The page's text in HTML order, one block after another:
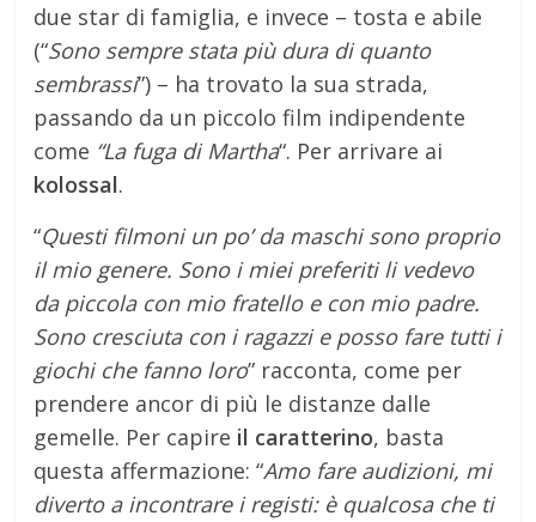
due star di famiglia, e invece – tosta e abile
(“Sono sempre stata più dura di quanto
sembrassi”) – ha trovato la sua strada,
passando da un piccolo film indipendente
come “La fuga di Martha“. Per arrivare ai
kolossal.
“Questi filmoni un po’ da maschi sono proprio
il mio genere. Sono i miei preferiti li vedevo
da piccola con mio fratello e con mio padre.
Sono cresciuta con i ragazzi e posso fare tutti i
giochi che fanno loro” racconta, come per
prendere ancor di più le distanze dalle
gemelle. Per capire il caratterino, basta
questa affermazione: “Amo fare audizioni, mi
diverto a incontrare i registi: è qualcosa che ti